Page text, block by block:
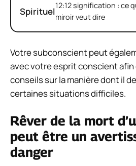
Spirituel12:12 signification : ce
miroir veut dire
Votre subconscient peut
avec votre esprit conscient afin
conseils sur la manière dont il
certaines situations difficiles.
Rêver de la mort
peut être un
danger